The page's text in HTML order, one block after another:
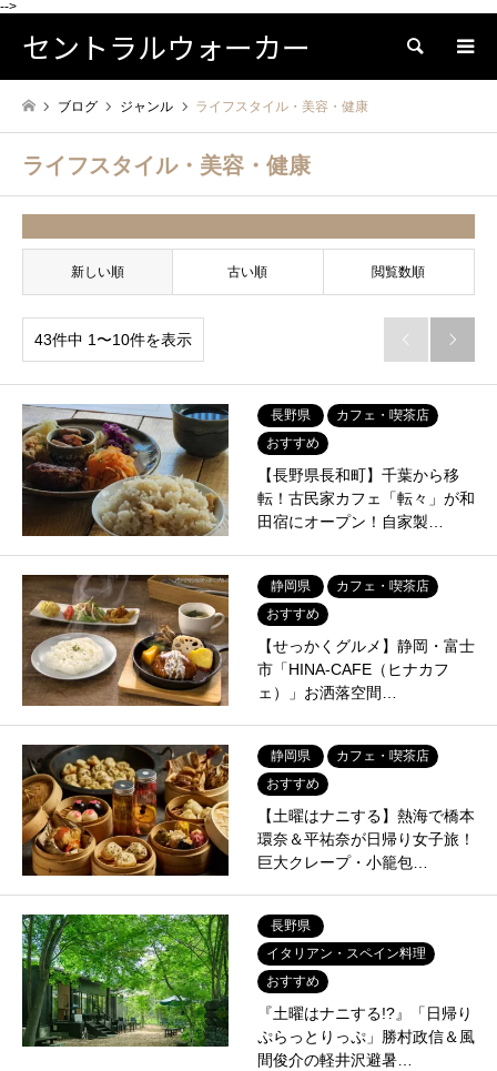
-->
セントラルウォーカー 検索
ブログ ジャンル ライフスタイル・美容・健康
ライフスタイル・美容・健康
新しい順 古い順 閲覧数順
43件中 1〜10件を表示  
長野県
カフェ・喫茶店
おすすめ
【長野県長和町】千葉から移
転！古民家カフェ「転々」が和
田宿にオープン！自家製…
静岡県
カフェ・喫茶店
おすすめ
【せっかくグルメ】静岡・富士
市「HINA-CAFE（ヒナカフ
ェ）」お洒落空間…
静岡県
カフェ・喫茶店
おすすめ
【土曜はナニする】熱海で橋本
環奈＆平祐奈が日帰り女子旅！
巨大クレープ・小籠包…
長野県
イタリアン・スペイン料理
おすすめ
『土曜はナニする!?』「日帰り
ぷらっとりっぷ」勝村政信＆風
間俊介の軽井沢避暑…